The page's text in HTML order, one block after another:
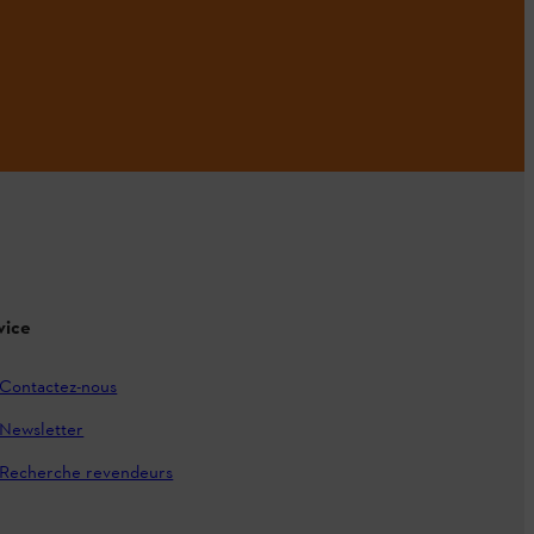
Contactez-nous
Newsletter
Recherche revendeurs